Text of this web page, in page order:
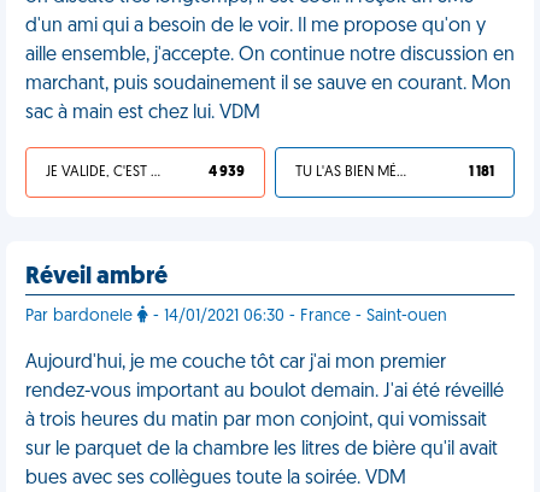
d'un ami qui a besoin de le voir. Il me propose qu'on y
aille ensemble, j'accepte. On continue notre discussion en
marchant, puis soudainement il se sauve en courant. Mon
sac à main est chez lui. VDM
JE VALIDE, C'EST UNE VDM 4 939 TU L'AS BIEN MÉRITÉ 1 181
Réveil ambré
Par bardonele - 14/01/2021 06:30 - France - Saint-ouen
Aujourd'hui, je me couche tôt car j'ai mon premier
rendez-vous important au boulot demain. J'ai été réveillé
à trois heures du matin par mon conjoint, qui vomissait
sur le parquet de la chambre les litres de bière qu'il avait
bues avec ses collègues toute la soirée. VDM